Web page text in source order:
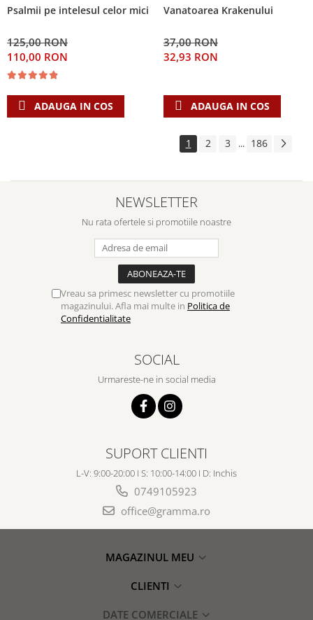
Psalmii pe intelesul celor mici
125,00 RON
110,00 RON
ADAUGA IN COS
Vanatoarea Krakenului
37,00 RON
32,93 RON
ADAUGA IN COS
1 2 3 ... 186
NEWSLETTER
Nu rata ofertele si promotiile noastre
Vreau sa primesc newsletter cu promotiile
magazinului. Afla mai multe in Politica de
Confidentialitate
SOCIAL
Urmareste-ne in social media
SUPORT CLIENTI
L-V: 9:00-20:00 I S: 10:00-14:00 I D: Inchis
0749105923
office@gramma.ro
MAGAZINUL MEU
CLIENTI
DATE COMERCIALE